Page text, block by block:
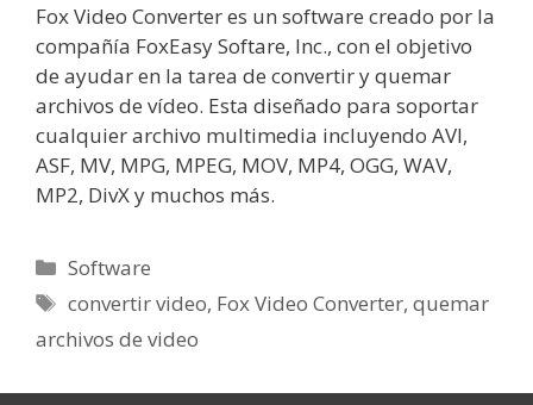
Fox Video Converter es un software creado por la
compañía FoxEasy Softare, Inc., con el objetivo
de ayudar en la tarea de convertir y quemar
archivos de vídeo. Esta diseñado para soportar
cualquier archivo multimedia incluyendo AVI,
ASF, MV, MPG, MPEG, MOV, MP4, OGG, WAV,
MP2, DivX y muchos más.
Categorías
Software
Etiquetas
convertir video, Fox Video Converter,quemar
archivos de video